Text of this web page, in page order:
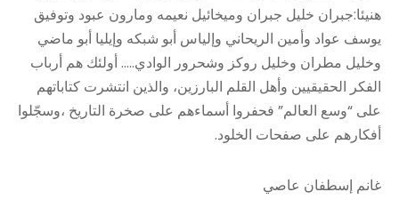
هنيئا:جبران خليل جبران وميخائيل نعيمه ومارون عبود وتوفيق
يوسف عواد وأمين الريحاني وإلياس أبو شبكه وإيليا أبو ماضي
وخليل مطران وخليل روكز وشحرور الوادي….. أولئك هم أرباب
الفكر الحقيقيين وأهل القلم البارزين، والذين انتشرت كتاباتهم
على “وسع العالم” فحفروا أسماءهم على صخرة التاريخ ،وسجّلوا
أفكارهم على صفحات الخلود.
غانم إسطفان عاصي